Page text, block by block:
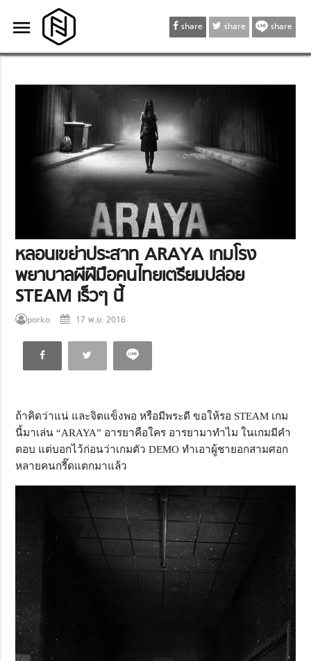
menu
menu share share share
หลอนเขย่าประสาท ARAYA เกมโรง
พยาบาลผีฝีมือคนไทยเตรียมปล่อย
STEAM เร็วๆ นี้
porko 17 พ.ย. 2016
ถ้าคิดว่าแน่ และจิตแข็งพอ หรือมีพระดี ขอให้รอ STEAM เกม
นี้มาเล่น “ARAYA” อารยาคือใคร อารยามาทำไม ในเกมมีคำ
ตอบ แต่บอกไว้ก่อนว่าเกมตัว DEMO ทำเอาผู้ชายอกสามศอก
หลายคนกรี๊ดแตกมาแล้ว